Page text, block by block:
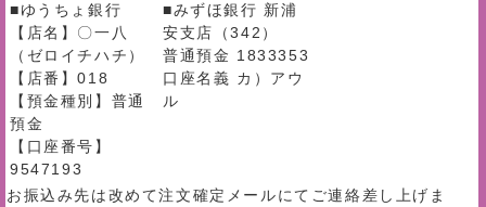
■ゆうちょ銀行
【店名】〇一八
（ゼロイチハチ）
【店番】018
【預金種別】普通
預金
【口座番号】
9547193
■みずほ銀行 新浦
安支店（342）
普通預金 1833353
口座名義 カ）アウ
ル
お振込み先は改めて注文確定メールにてご連絡差し上げま